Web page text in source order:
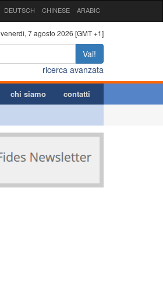
DEUTSCH CHINESE ARABIC
venerdì, 7 agosto 2026 [GMT +1]
Vai!
ricerca avanzata
chi siamo contatti